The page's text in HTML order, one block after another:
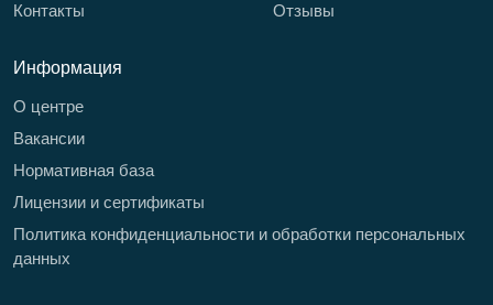
Контакты
Отзывы
Информация
О центре
Вакансии
Нормативная база
Лицензии и сертификаты
Политика конфиденциальности и обработки персональных
данных